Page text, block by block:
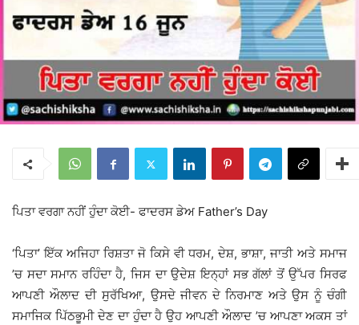
ਪਿਤਾ ਵਰਗਾ ਨਹੀਂ ਹੁੰਦਾ ਕੋਈ- ਫਾਦਰਸ ਡੇਅ Father’s Day
‘ਪਿਤਾ’ ਇੱਕ ਅਜਿਹਾ ਰਿਸ਼ਤਾ ਜੋ ਕਿਸੇ ਵੀ ਧਰਮ, ਦੇਸ਼, ਭਾਸ਼ਾ, ਜਾਤੀ ਅਤੇ ਸਮਾਜ
’ਚ ਸਦਾ ਸਮਾਨ ਰਹਿੰਦਾ ਹੈ, ਜਿਸ ਦਾ ਉਦੇਸ਼ ਇਨ੍ਹਾਂ ਸਭ ਗੱਲਾਂ ਤੋਂ ਉੱਪਰ ਸਿਰਫ
ਆਪਣੀ ਔਲਾਦ ਦੀ ਸੁਰੱਖਿਆ, ਉਸਦੇ ਜੀਵਨ ਦੇ ਨਿਰਮਾਣ ਅਤੇ ਉਸ ਨੂੰ ਚੰਗੀ
ਸਮਾਜਿਕ ਪਿੱਠਭੂਮੀ ਦੇਣ ਦਾ ਹੁੰਦਾ ਹੈ ਉਹ ਆਪਣੀ ਔਲਾਦ ’ਚ ਆਪਣਾ ਅਕਸ ਤਾਂ